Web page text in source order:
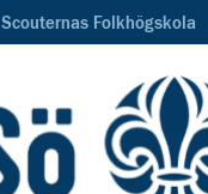
Scouternas Folkhögskola